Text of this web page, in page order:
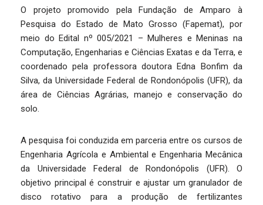
O projeto promovido pela Fundação de Amparo à
Pesquisa do Estado de Mato Grosso (Fapemat), por
meio do Edital nº 005/2021 – Mulheres e Meninas na
Computação, Engenharias e Ciências Exatas e da Terra, e
coordenado pela professora doutora Edna Bonfim da
Silva, da Universidade Federal de Rondonópolis (UFR), da
área de Ciências Agrárias, manejo e conservação do
solo.
A pesquisa foi conduzida em parceria entre os cursos de
Engenharia Agrícola e Ambiental e Engenharia Mecânica
da Universidade Federal de Rondonópolis (UFR). O
objetivo principal é construir e ajustar um granulador de
disco rotativo para a produção de fertilizantes